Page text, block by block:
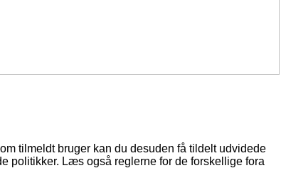
tilmeldt bruger kan du desuden få tildelt udvidede
politikker. Læs også reglerne for de forskellige fora